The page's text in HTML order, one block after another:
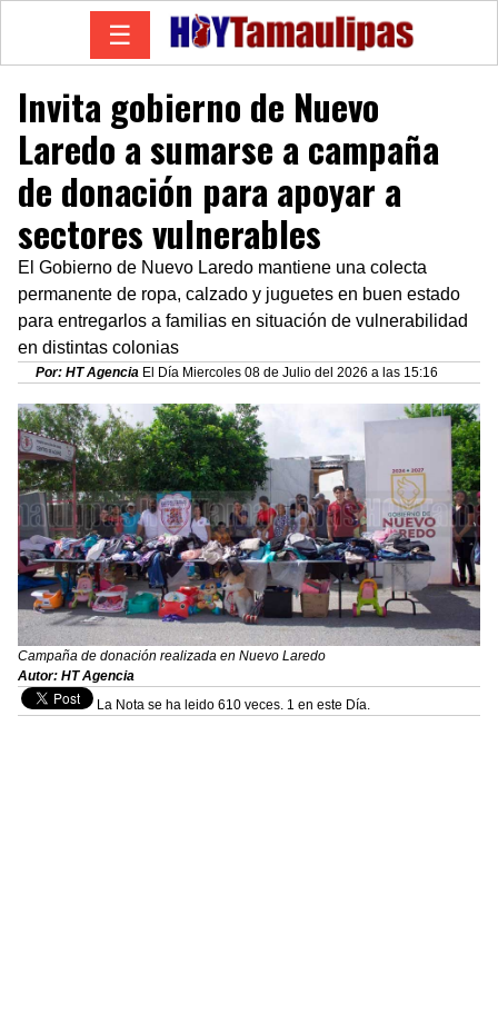
☰
Invita gobierno de Nuevo
Laredo a sumarse a campaña
de donación para apoyar a
sectores vulnerables
El Gobierno de Nuevo Laredo mantiene una colecta
permanente de ropa, calzado y juguetes en buen estado
para entregarlos a familias en situación de vulnerabilidad
en distintas colonias
Por: HT Agencia El Día Miercoles 08 de Julio del 2026 a las 15:16
Campaña de donación realizada en Nuevo Laredo
Autor: HT Agencia
La Nota se ha leido 610 veces. 1 en este Día.